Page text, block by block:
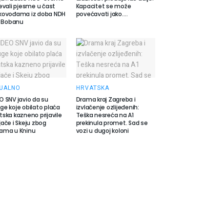
pjesme u čast
iz doba NDH
Bobanu
Kapacitet se može
povećavati jako….
SNV javio da su
koje obilato plaća
kazneno prijavile
i Skeju zbog
u Kninu
HRVATSKA
Drama kraj Zagreba i
izvlačenje ozlijeđenih:
Teška nesreća na A1
prekinula promet. Sad se
vozi u dugoj koloni